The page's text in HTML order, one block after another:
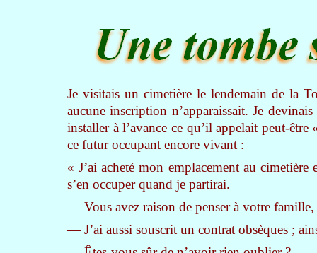
Je visitais un cimetière le lendemain de la
aucune inscription n’apparaissait. Je
installer à l’avance ce qu’il appelait peut-
ce futur occupant encore vivant :
« J’ai acheté mon emplacement au
s’en occuper quand je partirai.
— Vous avez raison de penser à votre
— J’ai aussi souscrit un contrat obsèques ;